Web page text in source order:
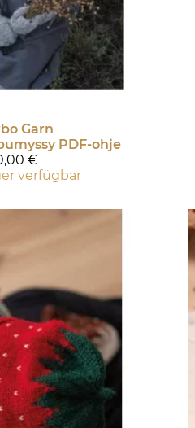
Garn
PDF-ohje
€
verfügbar